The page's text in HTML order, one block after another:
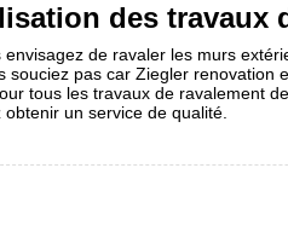
des travaux
envisagez de ravaler les murs
souciez pas car Ziegler renovation
tous les travaux de ravalement
obtenir un service de qualité.